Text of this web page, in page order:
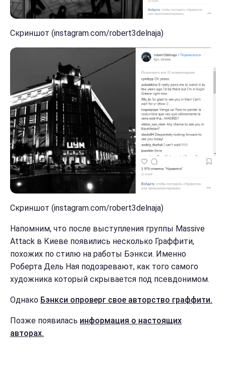
Скриншот (instagram.com/robert3delnaja)
Скриншот (instagram.com/robert3delnaja)
Напомним, что после выступления группы Massive
Attack в Киеве появились несколько Граффити,
похожих по стилю на работы Бэнкси. Именно
Роберта Дель Ная подозревают, как того самого
художника который скрывается под псевдонимом.
Однако Бэнкси опроверг свое авторство граффити.
Позже появилась информация о настоящих
авторах.